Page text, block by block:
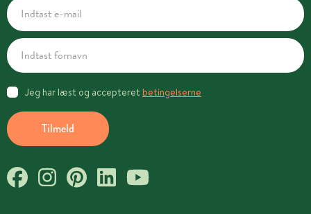
Tilmeld
Jeg har læst og accepteret betingelserne